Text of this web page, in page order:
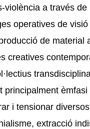
violència a través de
operatives de
de material
creatives
principalment
i tensionar
extracció